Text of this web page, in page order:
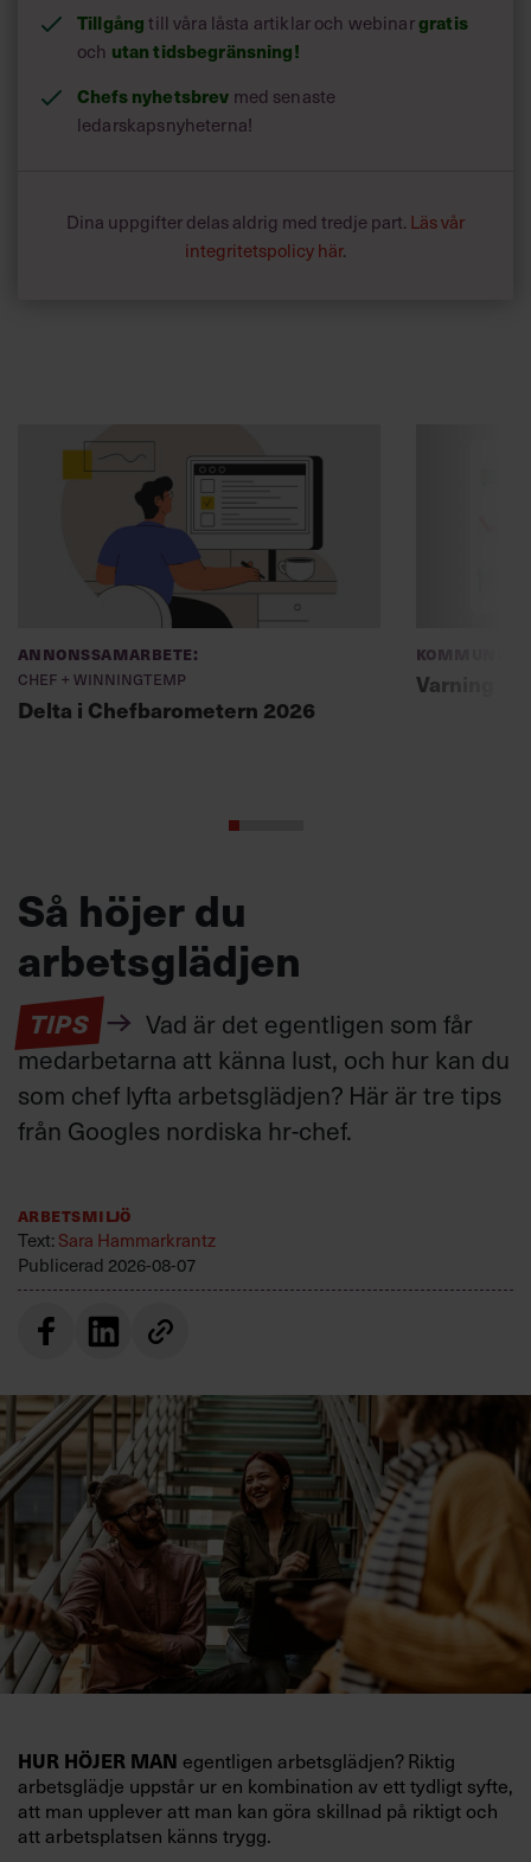
Tillgångtill våra låsta artiklar och webinargratis
och utan tidsbegränsning!
Chefs nyhetsbrev med senaste
ledarskapsnyheterna!
Dina uppgifter delas aldrig med tredje part. Läs vår
integritetspolicy här.
Annonssamarbete:
Chef + Winningtemp
Delta i Chefbarometern 2026
Varning
Så höjer du
arbetsglädjen
TIPS
Vad är det egentligen som får
medarbetarna att känna lust, och hur kan du
som chef lyfta arbetsglädjen? Här är tre tips
från Googles nordiska hr-chef.
Arbetsmiljö
Text:Sara Hammarkrantz
Publicerad 2026-08-07
HUR HÖJER MAN egentligen arbetsglädjen? Riktig
arbetsglädje uppstår ur en kombination av ett tydligt syfte,
att man upplever att man kan göra skillnad på riktigt och
att arbetsplatsen känns trygg.